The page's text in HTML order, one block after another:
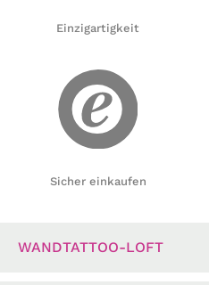
Einzigartigkeit
Sicher einkaufen
WANDTATTOO-LOFT